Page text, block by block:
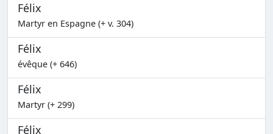
Félix
Martyr en Espagne (+ v. 304)
Félix
évêque (+ 646)
Félix
Martyr (+ 299)
Félix